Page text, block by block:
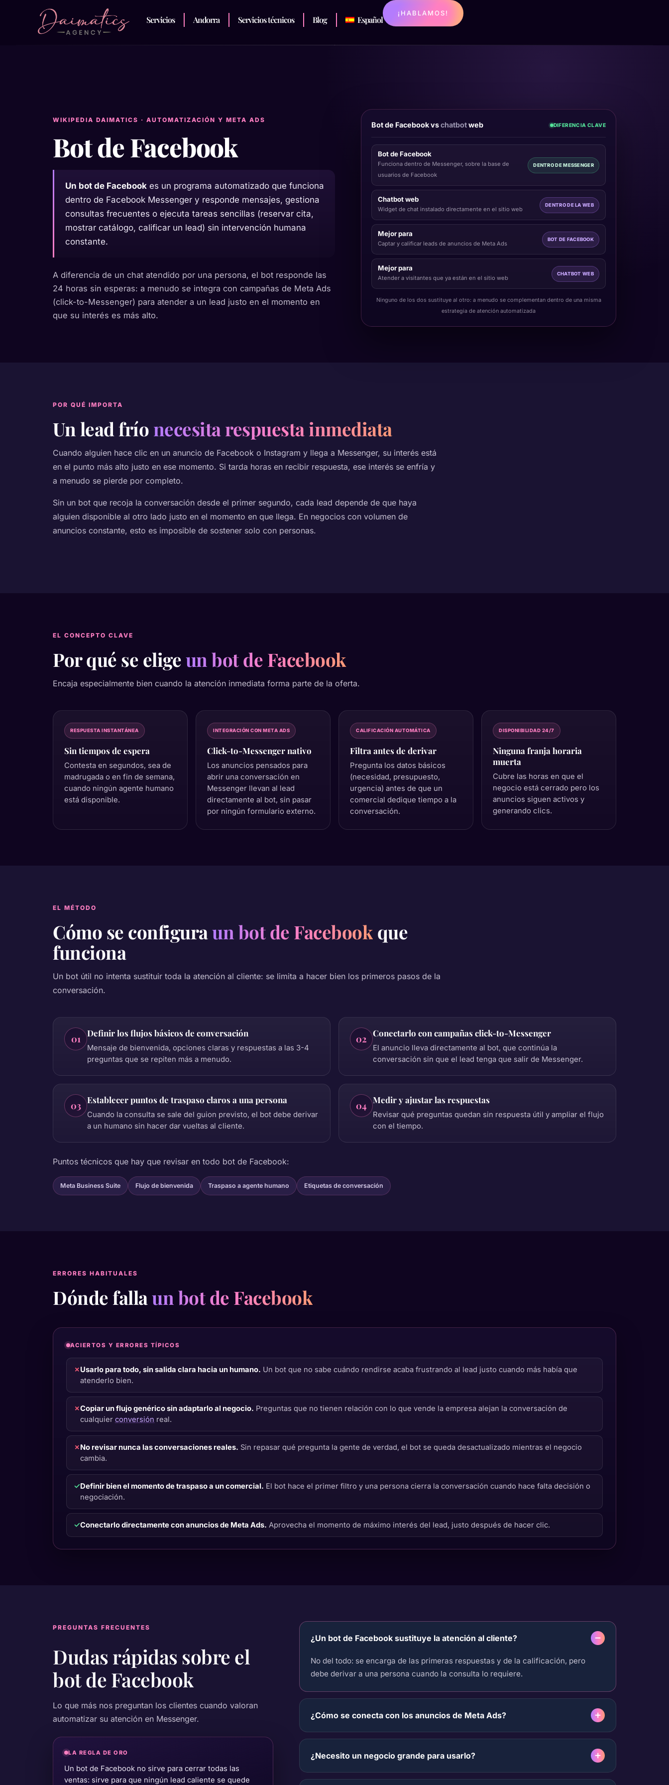
Servicios Andorra Servicios técnicos Blog Español
¡HABLAMOS!
WIKIPEDIA DAIMATICS · AUTOMATIZACIÓN Y META ADS
Bot de Facebook
Un bot de Facebook es un programa automatizado que funciona
dentro de Facebook Messenger y responde mensajes, gestiona
consultas frecuentes o ejecuta tareas sencillas (reservar cita,
mostrar catálogo, calificar un lead) sin intervención humana
constante.
A diferencia de un chat atendido por una persona, el bot responde las
24 horas sin esperas: a menudo se integra con campañas de Meta Ads
(click-to-Messenger) para atender a un lead justo en el momento en
que su interés es más alto.
Bot de Facebook vschatbotweb DIFERENCIA CLAVE
Bot de Facebook
Funciona dentro de Messenger, sobre la base de
usuarios de Facebook
DENTRO DE MESSENGER
Chatbot web
Widget de chat instalado directamente en el sitio web
DENTRO DE LA WEB
Mejor para
Captar y calificar leads de anuncios de Meta Ads
BOT DE FACEBOOK
Mejor para
Atender a visitantes que ya están en el sitio web
CHATBOT WEB
Ninguno de los dos sustituye al otro: a menudo se complementan dentro de una misma
estrategia de atención automatizada
POR QUÉ IMPORTA
Un lead frío necesita respuesta inmediata
Cuando alguien hace clic en un anuncio de Facebook o Instagram y llega a Messenger, su interés está
en el punto más alto justo en ese momento. Si tarda horas en recibir respuesta, ese interés se enfría y
a menudo se pierde por completo.
Sin un bot que recoja la conversación desde el primer segundo, cada lead depende de que haya
alguien disponible al otro lado justo en el momento en que llega. En negocios con volumen de
anuncios constante, esto es imposible de sostener solo con personas.
EL CONCEPTO CLAVE
Por qué se eligeun bot de Facebook
Encaja especialmente bien cuando la atención inmediata forma parte de la oferta.
RESPUESTA INSTANTÁNEA
Sin tiempos de espera
Contesta en segundos, sea de
madrugada o en fin de semana,
cuando ningún agente humano
está disponible.
INTEGRACIÓN CON META ADS
Click-to-Messenger nativo
Los anuncios pensados para
abrir una conversación en
Messenger llevan al lead
directamente al bot, sin pasar
por ningún formulario externo.
CALIFICACIÓN AUTOMÁTICA
Filtra antes de derivar
Pregunta los datos básicos
(necesidad, presupuesto,
urgencia) antes de que un
comercial dedique tiempo a la
conversación.
DISPONIBILIDAD 24/7
Ninguna franja horaria
muerta
Cubre las horas en que el
negocio está cerrado pero los
anuncios siguen activos y
generando clics.
EL MÉTODO
Cómo se configuraun bot de Facebook que
funciona
Un bot útil no intenta sustituir toda la atención al cliente: se limita a hacer bien los primeros pasos de la
conversación.
01 Definir los flujos básicos de conversación
Mensaje de bienvenida, opciones claras y respuestas a las 3-4
preguntas que se repiten más a menudo.
02 Conectarlo con campañas click-to-Messenger
El anuncio lleva directamente al bot, que continúa la
conversación sin que el lead tenga que salir de Messenger.
03 Establecer puntos de traspaso claros a una persona
Cuando la consulta se sale del guion previsto, el bot debe derivar
a un humano sin hacer dar vueltas al cliente.
04 Medir y ajustar las respuestas
Revisar qué preguntas quedan sin respuesta útil y ampliar el flujo
con el tiempo.
Puntos técnicos que hay que revisar en todo bot de Facebook:
Meta Business Suite Flujo de bienvenida Traspaso a agente humano Etiquetas de conversación
ERRORES HABITUALES
Dónde fallaun bot de Facebook
ACIERTOS Y ERRORES TÍPICOS
✗Usarlo para todo, sin salida clara hacia un humano. Un bot que no sabe cuándo rendirse acaba frustrando al lead justo cuando más había que
atenderlo bien.
✗Copiar un flujo genérico sin adaptarlo al negocio. Preguntas que no tienen relación con lo que vende la empresa alejan la conversación de
cualquier conversión real.
✗No revisar nunca las conversaciones reales. Sin repasar qué pregunta la gente de verdad, el bot se queda desactualizado mientras el negocio
cambia.
✓Definir bien el momento de traspaso a un comercial. El bot hace el primer filtro y una persona cierra la conversación cuando hace falta decisión o
negociación.
✓Conectarlo directamente con anuncios de Meta Ads. Aprovecha el momento de máximo interés del lead, justo después de hacer clic.
PREGUNTAS FRECUENTES
Dudas rápidas sobreel
bot de Facebook
Lo que más nos preguntan los clientes cuando valoran
automatizar su atención en Messenger.
LA REGLA DE ORO
Un bot de Facebook no sirve para cerrar todas las
ventas: sirve para que ningún lead caliente se quede
¿Un bot de Facebook sustituye la atención al cliente?
No del todo: se encarga de las primeras respuestas y de la calificación, pero
debe derivar a una persona cuando la consulta lo requiere.
¿Cómo se conecta con los anuncios de Meta Ads?
¿Necesito un negocio grande para usarlo?